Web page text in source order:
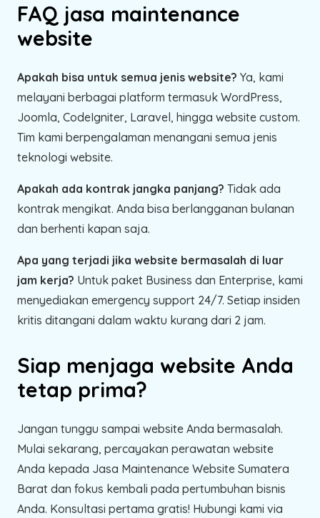
FAQ jasa maintenance
website
Apakah bisa untuk semua jenis website? Ya, kami
melayani berbagai platform termasuk WordPress,
Joomla, CodeIgniter, Laravel, hingga website custom.
Tim kami berpengalaman menangani semua jenis
teknologi website.
Apakah ada kontrak jangka panjang? Tidak ada
kontrak mengikat. Anda bisa berlangganan bulanan
dan berhenti kapan saja.
Apa yang terjadi jika website bermasalah di luar
jam kerja? Untuk paket Business dan Enterprise, kami
menyediakan emergency support 24/7. Setiap insiden
kritis ditangani dalam waktu kurang dari 2 jam.
Siap menjaga website Anda
tetap prima?
Jangan tunggu sampai website Anda bermasalah.
Mulai sekarang, percayakan perawatan website
Anda kepada Jasa Maintenance Website Sumatera
Barat dan fokus kembali pada pertumbuhan bisnis
Anda. Konsultasi pertama gratis! Hubungi kami via